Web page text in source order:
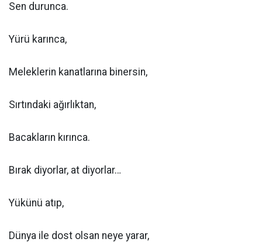
Sen durunca.
Yürü karınca,
Meleklerin kanatlarına binersin,
Sırtındaki ağırlıktan,
Bacakların kırınca.
Bırak diyorlar, at diyorlar…
Yükünü atıp,
Dünya ile dost olsan neye yarar,